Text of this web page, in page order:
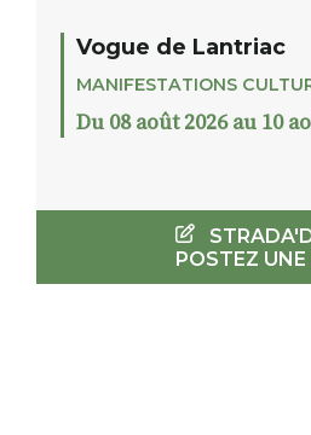
Vogue de Lantriac
MANIFESTATIONS
Du 08 août 2026 au 10
POSTEZ UNE